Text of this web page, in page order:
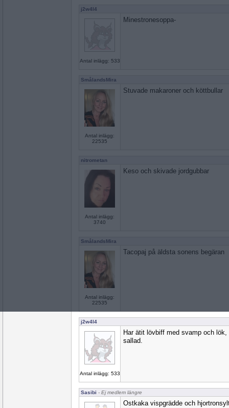
j2w4l4
Antal inlägg: 533
Minestronesoppa-
SmålandsMira
Antal inlägg:
22535
Stuvade makaroner och köttbullar
nitrometan
Antal inlägg:
3740
Keso och skivade jordgubbar
SmålandsMira
Antal inlägg:
22535
Tacopaj på äldsta sonens begäran
j2w4l4
Antal inlägg: 533
Har ätit lövbiff med svamp och
sallad.
Sasibi - Ej medlem längre
Ostkaka vispgrädde och